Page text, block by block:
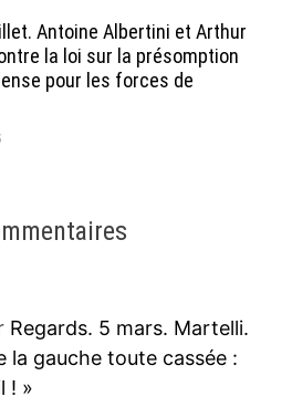
Antoine Albertini et Arthur
la loi sur la présomption
pour les forces de
Regards. 5 mars. Martelli.
la gauche toute cassée :
! »